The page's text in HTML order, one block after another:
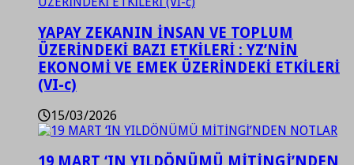
YAPAY ZEKANIN İNSAN VE TOPLUM
ÜZERİNDEKİ BAZI ETKİLERİ : YZ’NİN
EKONOMİ VE EMEK ÜZERİNDEKİ ETKİLERİ
(VI-c)
15/03/2026
19 MART ‘IN YILDÖNÜMÜ MİTİNGİ’NDEN